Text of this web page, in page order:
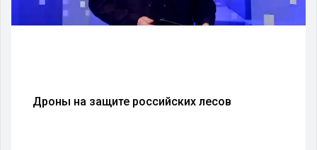
Дроны на защите российских лесов